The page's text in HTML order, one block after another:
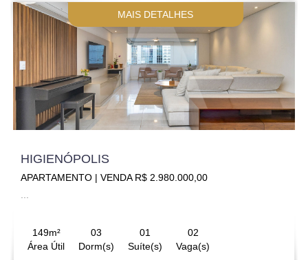
MAIS DETALHES
HIGIENÓPOLIS
APARTAMENTO | VENDA R$ 2.980.000,00
149m²
Área Útil
03
Dorm(s)
01
Suíte(s)
02
Vaga(s)